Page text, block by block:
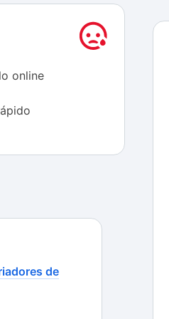
como a brincadeira na
pelo tamanho
de forma rápida
uma
debochados
clássico, em que
objetivo é cortar o
já que o jogo é
online
de